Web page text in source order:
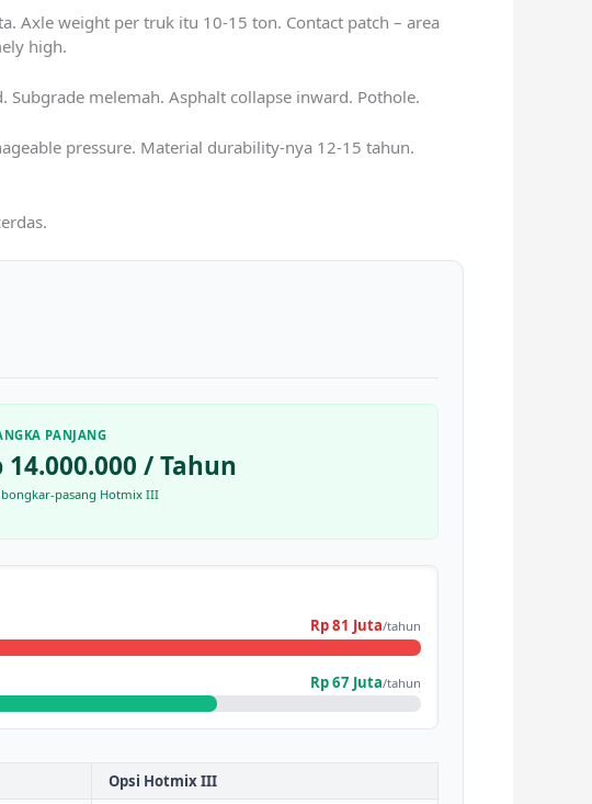
Axle weight per truk itu 10-15 ton. Contact patch – area
high.
melemah. Asphalt collapse inward. Pothole.
pressure. Material durability-nya 12-15 tahun.
PANJANG
/ Tahun
pasang Hotmix III
Rp 81 Juta/tahun
Rp 67 Juta/tahun
Opsi Hotmix III